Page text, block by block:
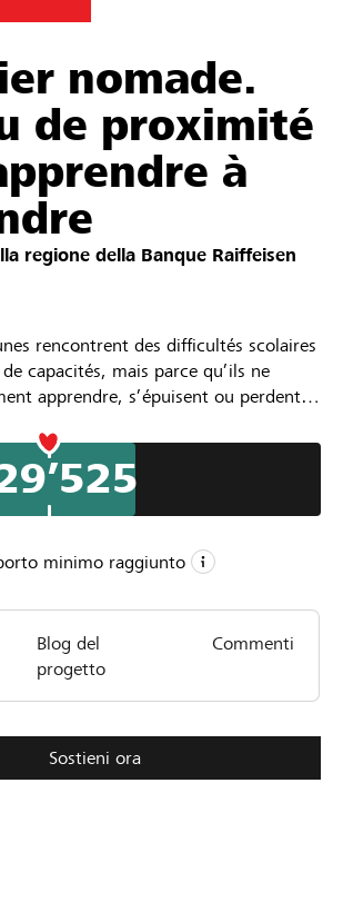
nomade.
de proximité
à
regione della Banque Raiffeisen
rencontrent des difficultés scolaires
capacités, mais parce qu’ils ne
apprendre, s’épuisent ou perdent
des accompagnements individuels
comprendre leur fonctionnement
à développer des stratégies adaptées, à
les quartiers ou dans des communes,
créer l'Atelier nomade, un van
minimo raggiunto
Blog del
progetto
Commenti
Sostieni ora